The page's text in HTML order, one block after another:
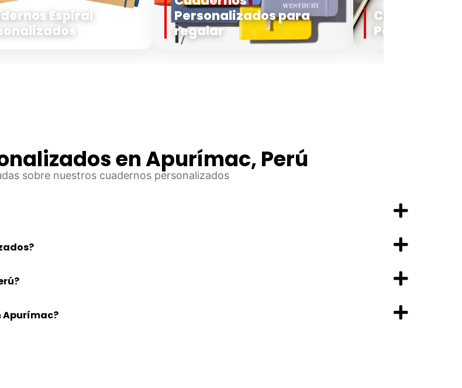
Espiral
Personalizados para
regalar
Cuadernos
en Apurímac, Perú
sobre nuestros cuadernos personalizados
Apurímac?